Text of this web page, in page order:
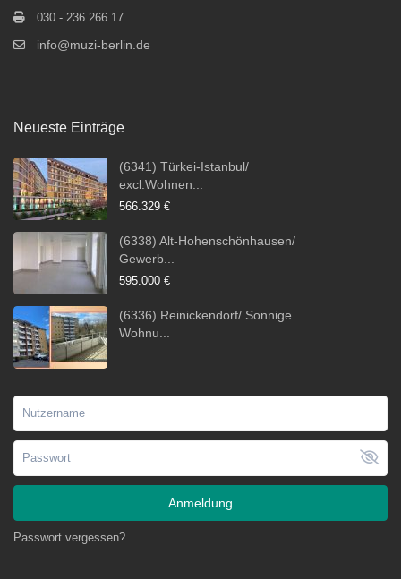
030 - 236 266 17
info@muzi-berlin.de
Neueste Einträge
(6341) Türkei-Istanbul/
excl.Wohnen...
566.329 €
(6338) Alt-Hohenschönhausen/
Gewerb...
595.000 €
(6336) Reinickendorf/ Sonnige
Wohnu...
Anmeldung
Passwort vergessen?